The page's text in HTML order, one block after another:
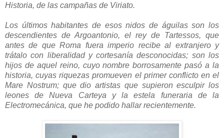
Historia, de las campañas de Viriato.
Los últimos habitantes de esos nidos de águilas son los
descendientes de Argoantonio, el rey de Tartessos, que
antes de que Roma fuera imperio recibe al extranjero y
trátalo con liberalidad y cortesanía desconocidas; son los
hijos de aquel reino, cuyo nombre borrosamente pasó a la
historia, cuyas riquezas promueven el primer conflicto en el
Mare Nostrum; que dio artistas que supieron esculpir los
leones de Nueva Carteya y la estela funeraria de la
Electromecánica, que he podido hallar recientemente.